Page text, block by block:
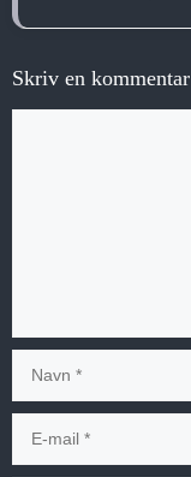
Skriv en kommentar
mail